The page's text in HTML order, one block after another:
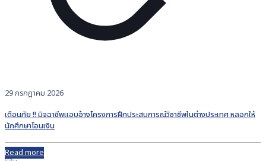
29 กรกฎาคม 2026
เตือนภัย !! มิจฉาชีพแอบอ้างโครงการฝึกประสบการณ์วิชาชีพในต่างประเทศ หลอกให้
นักศึกษาโอนเงิน
Read more